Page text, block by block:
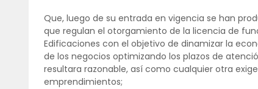
Que, luego de su entrada en vigencia se han
que regulan el otorgamiento de la licencia de
Edificaciones con el objetivo de dinamizar la
de los negocios optimizando los plazos de
resultara razonable, así como cualquier otra
emprendimientos;